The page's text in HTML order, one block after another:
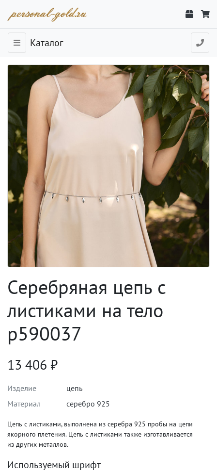
Каталог
Серебряная цепь с
листиками на тело
p590037
13 406 ₽
Изделие
цепь
Материал
серебро 925
Цепь с листиками, выполнена из серебра 925 пробы на цепи
якорного плетения. Цепь с листиками также изготавливается
из других металлов.
Используемый шрифт